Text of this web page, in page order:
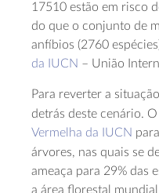
17510 estão em risco
do que o conjunto de
anfíbios (2760
da IUCN – União
Para reverter a
detrás deste cenário. O
Vermelha da IUCN
árvores, nas quais se
ameaça para 29% das
a área florestal